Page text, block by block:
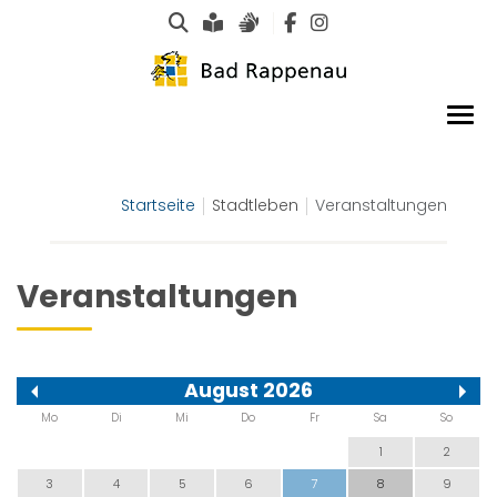
Suche
Leichte Sprache
Gebärdensprachen
Startseite Stadtleben Veranstaltungen
Veranstaltungen
August 2026
Mo Di Mi Do Fr Sa So
1
2
3
4 5 6 7 8
9